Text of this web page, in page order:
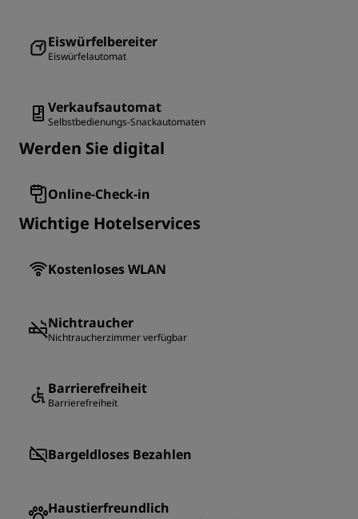
Eiswürfelbereiter
Eiswürfelautomat
Verkaufsautomat
Selbstbedienungs-Snackautomaten
Werden Sie digital
Online-Check-in
Wichtige Hotelservices
Kostenloses WLAN
Nichtraucher
Nichtraucherzimmer verfügbar
Barrierefreiheit
Barrierefreiheit
Bargeldloses Bezahlen
Haustierfreundlich